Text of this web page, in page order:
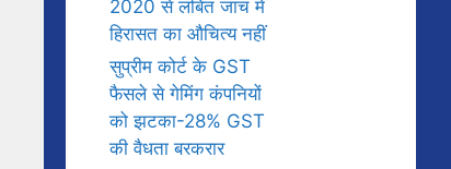
2020 से लंबित जांच में
हिरासत का औचित्य नहीं
सुप्रीम कोर्ट के GST
फैसले से गेमिंग कंपनियों
को झटका-28% GST
की वैधता बरकरार